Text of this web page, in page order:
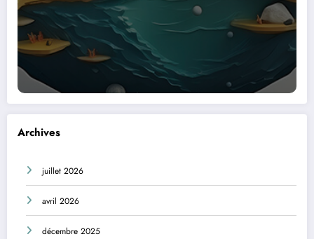
Archives
juillet 2026
avril 2026
décembre 2025